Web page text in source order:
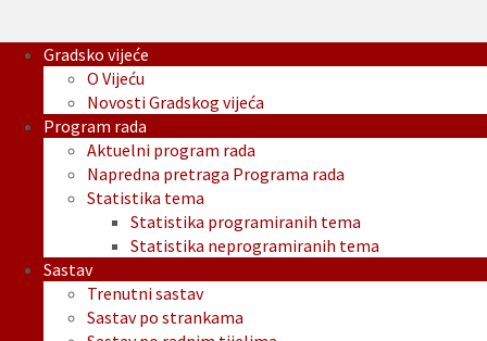
Gradsko vijeće
O Vijeću
Novosti Gradskog vijeća
Program rada
Aktuelni program rada
Napredna pretraga Programa rada
Statistika tema
Statistika programiranih tema
Statistika neprogramiranih tema
Sastav
Trenutni sastav
Sastav po strankama